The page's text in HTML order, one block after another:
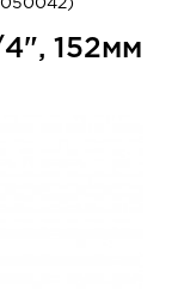
152мм